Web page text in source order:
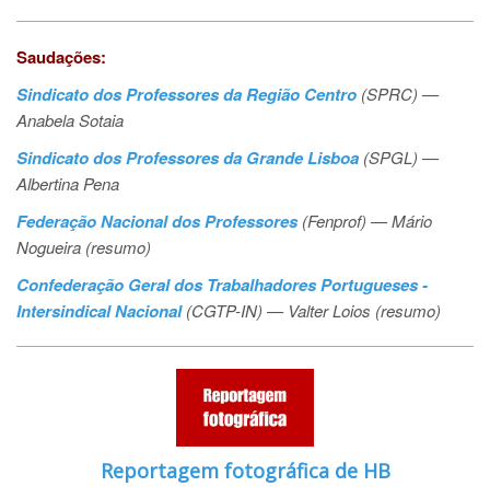
Saudações:
Sindicato dos Professores da Região Centro (SPRC) —
Anabela Sotaia
Sindicato dos Professores da Grande Lisboa (SPGL) —
Albertina Pena
Federação Nacional dos Professores (Fenprof) — Mário
Nogueira (resumo)
Confederação Geral dos Trabalhadores Portugueses -
Intersindical Nacional(CGTP-IN) — Valter Loios (resumo)
Reportagem fotográfica de HB